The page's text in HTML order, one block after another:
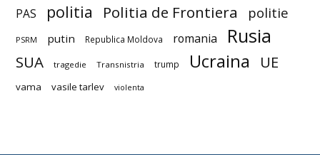
PAS politia Politia de Frontiera politie
PSRM putin Republica Moldova romania Rusia
SUA tragedie Transnistria trump Ucraina UE
vama vasile tarlev violenta